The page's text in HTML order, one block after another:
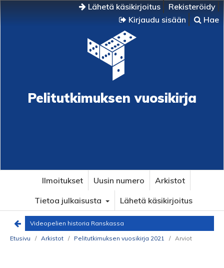
Lähetä käsikirjoitus
Rekisteröidy
Kirjaudu sisään
Hae
Pelitutkimuksen vuosikirja
Ilmoitukset Uusin numero
Arkistot
Tietoa julkaisusta
Lähetä käsikirjoitus
Videopelien historia Ranskassa
Etusivu
/ Arkistot / Pelitutkimuksen vuosikirja 2021 / Arviot